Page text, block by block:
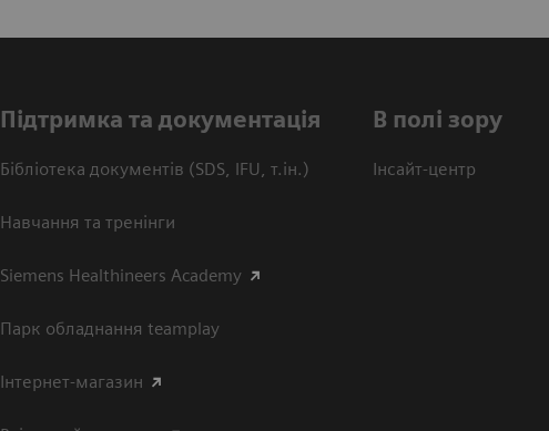
Підтримка та документація
Бібліотека документів (SDS, IFU, т.ін.)
Навчання та тренінги
Siemens Healthineers Academy
Парк обладнання teamplay
Інтернет-магазин
В полі зору
Інсайт-центр